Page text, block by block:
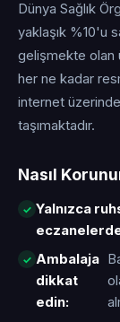
Dünya Sağlık
yaklaşık %10'u
gelişmekte olan
her ne kadar
internet
taşımaktadır.
Nasıl
Yalnızca
Ambalaja
dikkat
edin: